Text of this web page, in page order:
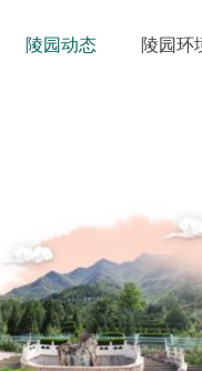
陵园动态 陵园环